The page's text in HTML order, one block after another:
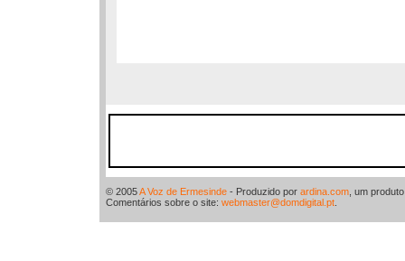
© 2005A Voz de Ermesinde - Produzido por ardina.com , um
Comentários sobre o site: webmaster@domdigital.pt